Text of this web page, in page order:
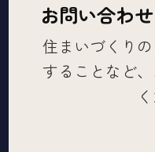
お問い合わせ
住まいづくり
することなど